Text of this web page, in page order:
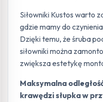
Siłowniki Kustos warto
gdzie mamy do
Dzięki temu, że śruba
siłowniki można
zwiększa estetykę
Maksymalna
krawędzi słupka w